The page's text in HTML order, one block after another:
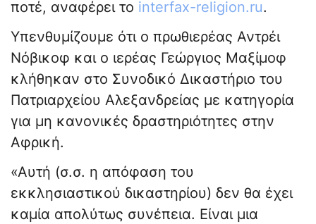
ποτέ, αναφέρει το interfax-religion.ru.
Υπενθυμίζουμε ότι ο πρωθιερέας Αντρέι
Νόβικοφ και ο ιερέας Γεώργιος Μαξίμοφ
κλήθηκαν στο Συνοδικό Δικαστήριο του
Πατριαρχείου Αλεξανδρείας με κατηγορία
για μη κανονικές δραστηριότητες στην
Αφρική.
«Αυτή (σ.σ. η απόφαση του
εκκλησιαστικού δικαστηρίου) δεν θα έχει
καμία απολύτως συνέπεια. Είναι μια